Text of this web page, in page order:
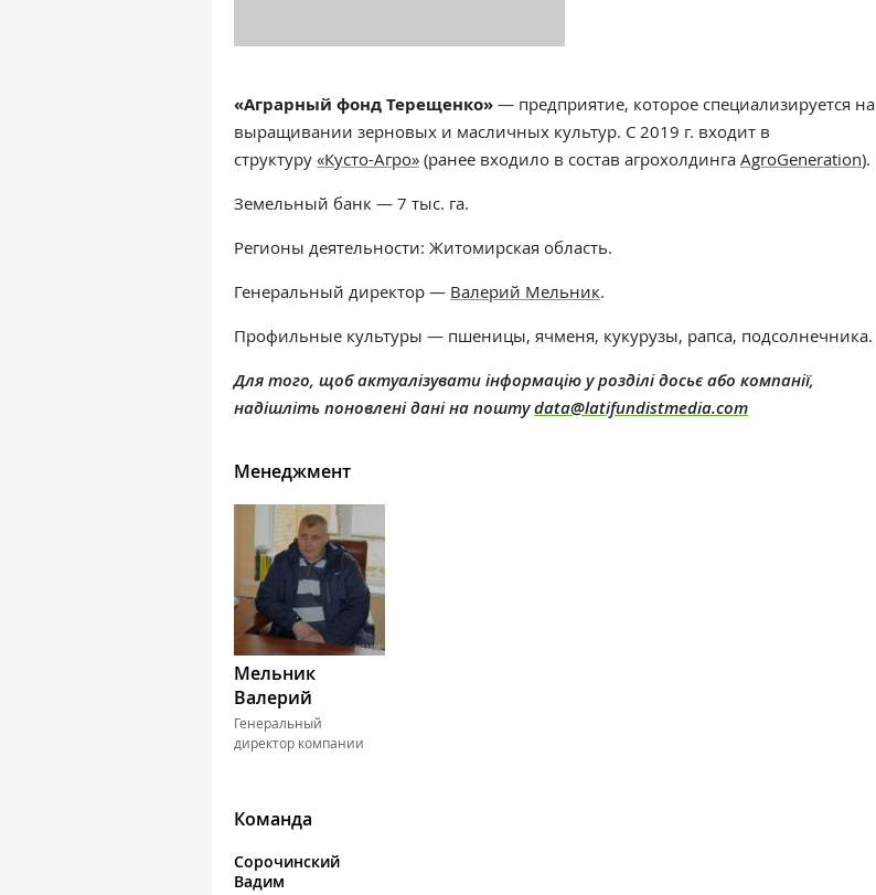
«Аграрный фонд Терещенко» — предприятие, которое специализируется на
выращивании зерновых и масличных культур. С 2019 г. входит в
структуру «Кусто-Агро» (ранее входило в состав агрохолдинга AgroGeneration).
Земельный банк — 7 тыс. га.
Регионы деятельности: Житомирская область.
Генеральный директор — Валерий Мельник.
Профильные культуры — пшеницы, ячменя, кукурузы, рапса, подсолнечника.
Для того, щоб актуалізувати інформацію у розділі досьє або компанії,
надішліть поновлені дані на поштуdata@latifundistmedia.com
Менеджмент
Мельник
Валерий
Генеральный
директор компании
Команда
Сорочинский
Вадим